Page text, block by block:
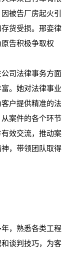
被告厂房起火引
货受损。邢娈律
告积极争取权
司法律事务方面
。她对法律事业
户提供精准的法
案件的各个环节
效交流，推动案
，带领团队取得
，熟悉各类工程
谈判技巧，为客